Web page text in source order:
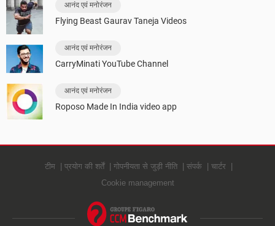
आनंद एवं मनोरंजन
Flying Beast Gaurav Taneja Videos
आनंद एवं मनोरंजन
CarryMinati YouTube Channel
आनंद एवं मनोरंजन
Roposo Made In India video app
टीम प्रयोग की शर्तें गोपनीयता से जुड़ी नीति संपर्क
चार्टर
Cookie management